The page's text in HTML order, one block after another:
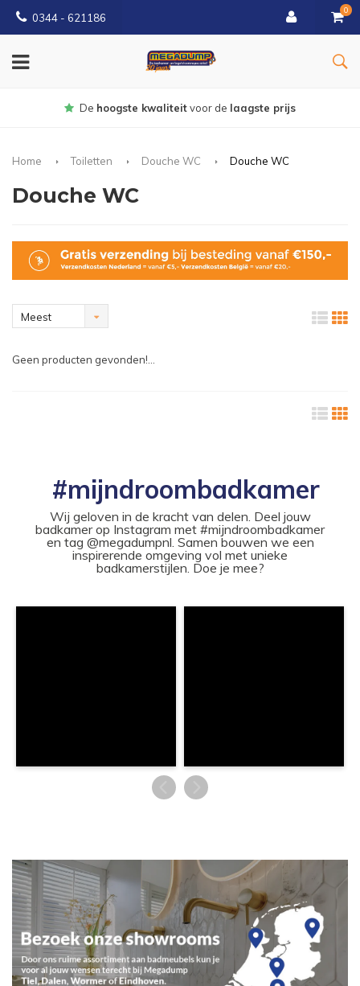
0344 - 621186
0
De hoogste kwaliteitvoor de laagste prijs
Home Toiletten Douche WC Douche WC
Douche WC
Meest
Geen producten gevonden!...
#mijndroombadkamer
Wij geloven in de kracht van delen. Deel jouw
badkamer op Instagram met #mijndroombadkamer
en tag @megadumpnl. Samen bouwen we een
inspirerende omgeving vol met unieke
badkamerstijlen. Doe je mee?